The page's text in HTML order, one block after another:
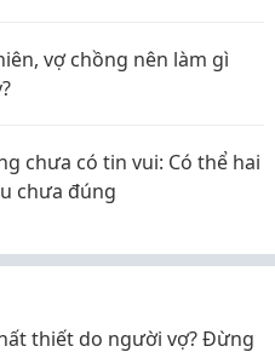
vợ chồng nên làm gì
chưa có tin vui: Có thể hai
chưa đúng
thiết do người vợ? Đừng